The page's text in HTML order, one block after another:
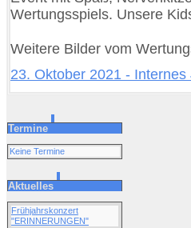
Wertungsspiels. Unsere
Weitere Bilder vom
23. Oktober 2021 - Internes
Termine
Keine Termine
Aktuelles
Frühjahrskonzert
"ERINNERUNGEN"